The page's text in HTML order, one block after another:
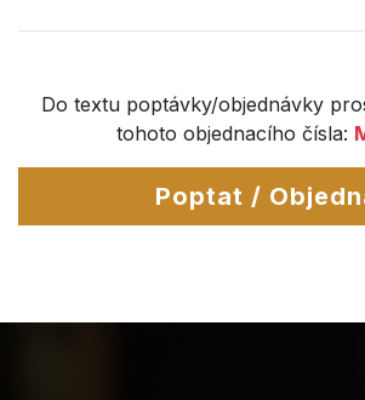
Do textu poptávky/objednávky
tohoto objednacího čísla:
Poptat /